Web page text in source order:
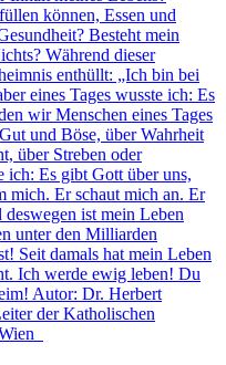
können, Essen und
Besteht mein
Während dieser
enthüllt: „Ich bin bei
eines Tages wusste ich: Es
wir Menschen eines Tages
und Böse, über Wahrheit
über Streben oder
ich: Es gibt Gott über uns,
mich. Er schaut mich an. Er
ist mein Leben
unter den Milliarden
Seit damals hat mein Leben
Ich werde ewig leben! Du
Autor: Dr. Herbert
der Katholischen